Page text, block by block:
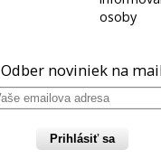
osoby
Odber noviniek na
Prihlásiť sa